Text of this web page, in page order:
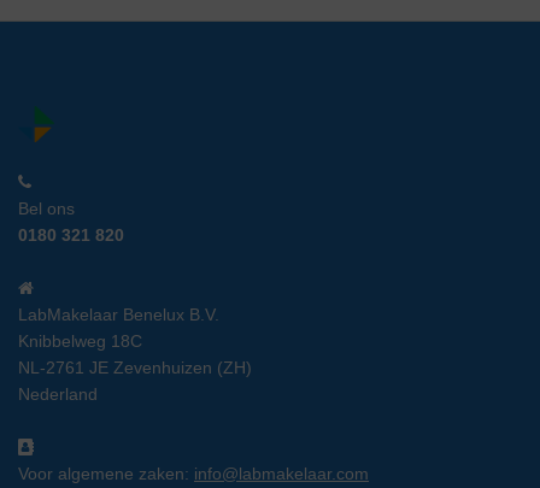
Bel ons
0180 321 820
LabMakelaar Benelux B.V.
Knibbelweg 18C
NL-2761 JE Zevenhuizen (ZH)
Nederland
Voor algemene zaken: info@labmakelaar.com